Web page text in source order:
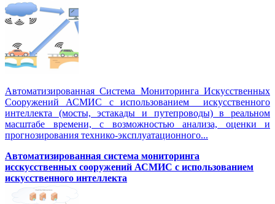
Автоматизированная Система Мониторинга Искусственных
Сооружений АСМИС с использованием искусственного
интеллекта (мосты, эстакады и путепроводы) в реальном
масштабе времени, с возможностью анализа, оценки и
прогнозирования технико-эксплуатационного...
Автоматизированная система мониторинга
исскусственных сооружений АСМИС с использованием
искусственного интеллекта